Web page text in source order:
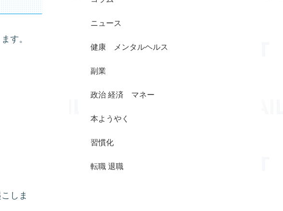
す。
しま
ニュース
健康 メンタルヘルス
副業
政治 経済 マネー
本ようやく
習慣化
転職 退職